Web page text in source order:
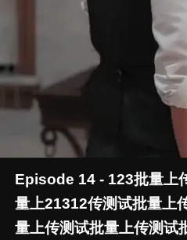
Episode 14 - 123批量上
量上21312传测试批量上
量上传测试批量上传测试